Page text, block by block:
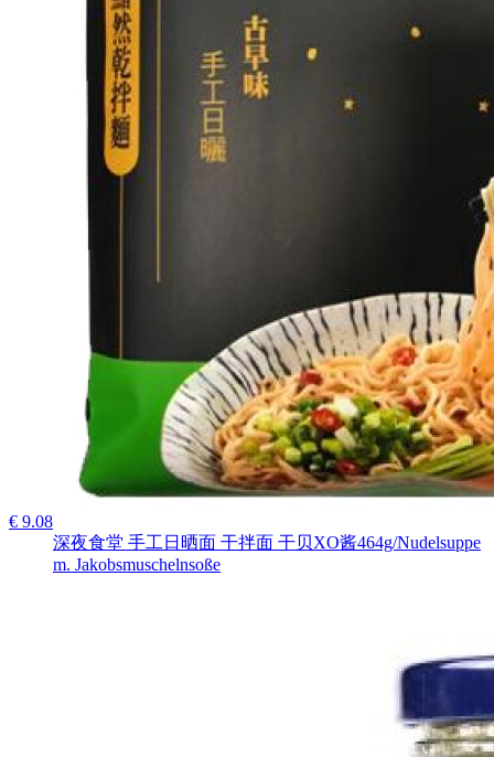
€ 9.08
深夜食堂 手工日晒面 干拌面 干贝XO酱464g/Nudelsuppe
m. Jakobsmuschelnsoße